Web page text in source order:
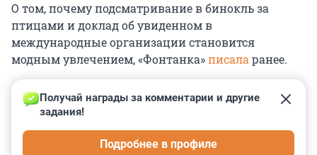
О том, почему подсматривание в бинокль за
птицами и доклад об увиденном в
международные организации становится
модным увлечением, «Фонтанка»писала ранее.
Получай награды за комментарии и другие
задания!
Подробнее в профиле